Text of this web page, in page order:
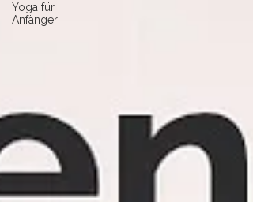
Yoga für
Anfänger